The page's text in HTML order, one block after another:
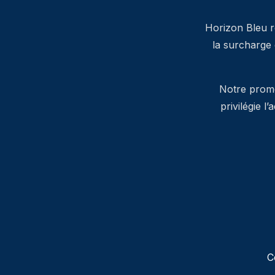
Horizon Bleu
la
Notre
privilégie